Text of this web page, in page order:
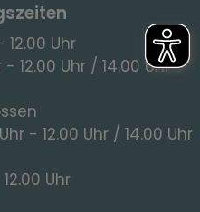
12.00 Uhr
- 12.00 Uhr / 14.00 Uhr -
- 12.00 Uhr / 14.00 Uhr
Uhr